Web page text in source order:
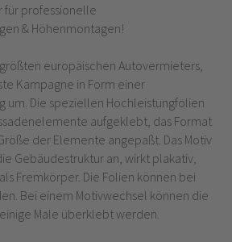
für professionelle
& Höhenmontagen!
europäischen Autovermieters,
Kampagne in Form einer
um. Die speziellen Hochleistungfolien
aufgeklebt, das Format
der Elemente angepaßt. Das Motiv
Gebäudestruktur an, wirkt plakativ,
Fremkörper. Die Folien können bei
Bei einem Motivwechsel können die
Male überklebt werden.